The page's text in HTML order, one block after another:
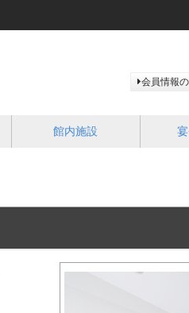
会員情報
館内施設